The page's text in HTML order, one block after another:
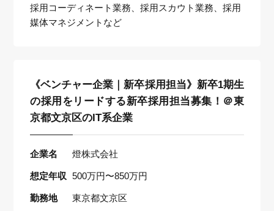
採用コーディネート業務、採用スカウト業務、採用
媒体マネジメントなど
《ベンチャー企業｜新卒採用担当》新卒1期生
の採用をリードする新卒採用担当募集！＠東
京都文京区のIT系企業
企業名 燈株式会社
想定年収 500万円〜850万円
勤務地 東京都文京区